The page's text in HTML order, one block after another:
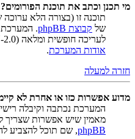
מי תכנן וכתב את תוכנת הפורומים?
תוכנה זו (בצורה הלא ערוכה
של קבוצת phpBB
. המערכת
לעריכה חופשית ומלאה (GNU-2.0). לפרטים נוספים בקרו בעמוד
אודות המערכת.
חזרה למעלה
מדוע אפשרות כזו או אחרת לא
מאמין שיש אפשרות שצריך
phpBB, שם תוכל להצביע